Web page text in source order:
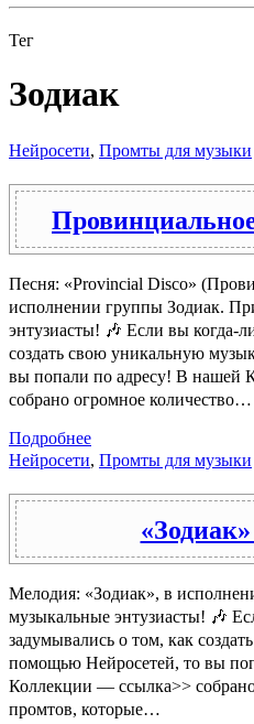
Тег
Зодиак
Нейросети, Промты для музыки
Песня: «Provincial Disco»
исполнении группы Зодиак.
энтузиасты! 🎶 Если вы когда-
создать свою уникальную
вы попали по адресу! В нашей
собрано огромное количество…
Подробнее
Нейросети, Промты для музыки
Мелодия: «Зодиак», в
музыкальные энтузиасты! 🎶
задумывались о том, как
помощью Нейросетей, то вы
Коллекции — ссылка>>
промтов, которые…